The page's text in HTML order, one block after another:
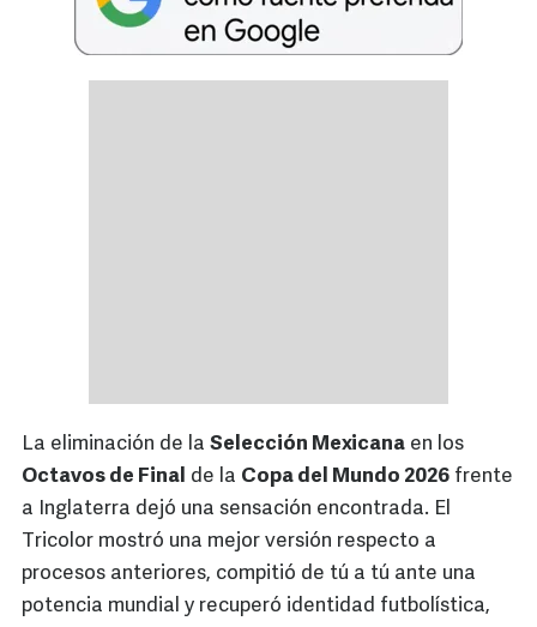
La eliminación de la Selección Mexicana en los
Octavos de Final de la Copa del Mundo 2026 frente
a Inglaterra dejó una sensación encontrada. El
Tricolor mostró una mejor versión respecto a
procesos anteriores, compitió de tú a tú ante una
potencia mundial y recuperó identidad futbolística,